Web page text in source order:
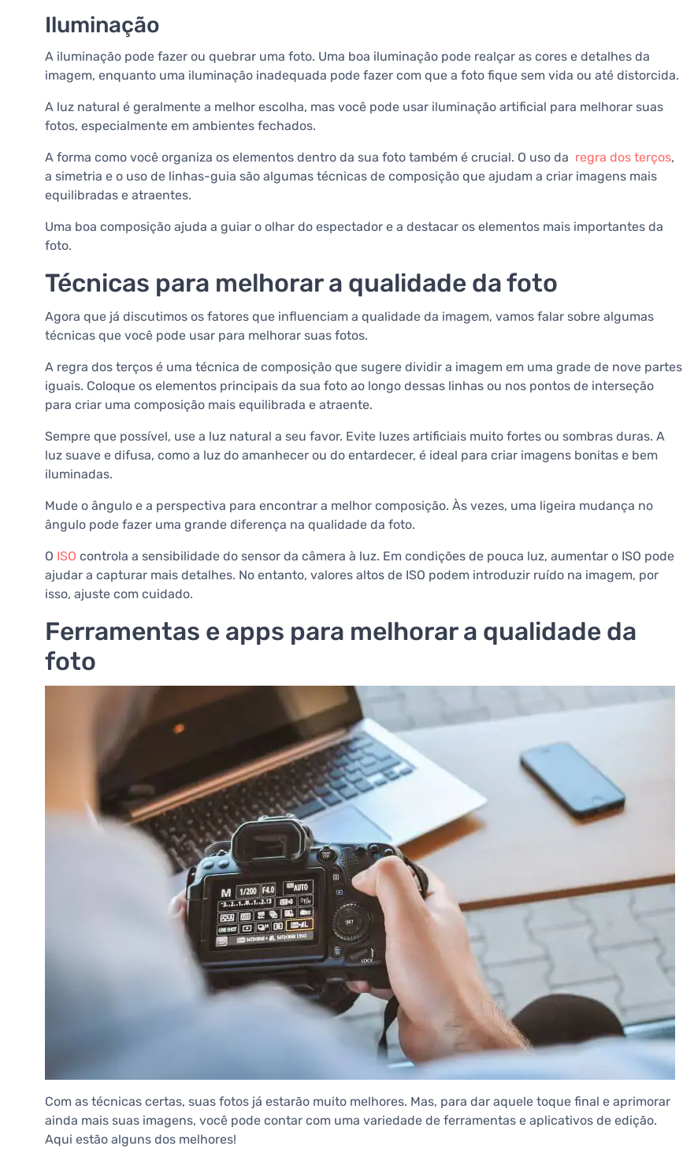
Iluminação
A iluminação pode fazer ou quebrar uma foto. Uma boa iluminação pode realçar as cores e detalhes da
imagem, enquanto uma iluminação inadequada pode fazer com que a foto fique sem vida ou até distorcida.
A luz natural é geralmente a melhor escolha, mas você pode usar iluminação artificial para melhorar suas
fotos, especialmente em ambientes fechados.
A forma como você organiza os elementos dentro da sua foto também é crucial. O uso da regra dos terços,
a simetria e o uso de linhas-guia são algumas técnicas de composição que ajudam a criar imagens mais
equilibradas e atraentes.
Uma boa composição ajuda a guiar o olhar do espectador e a destacar os elementos mais importantes da
foto.
Técnicas para melhorar a qualidade da foto
Agora que já discutimos os fatores que influenciam a qualidade da imagem, vamos falar sobre algumas
técnicas que você pode usar para melhorar suas fotos.
A regra dos terços é uma técnica de composição que sugere dividir a imagem em uma grade de nove partes
iguais. Coloque os elementos principais da sua foto ao longo dessas linhas ou nos pontos de interseção
para criar uma composição mais equilibrada e atraente.
Sempre que possível, use a luz natural a seu favor. Evite luzes artificiais muito fortes ou sombras duras. A
luz suave e difusa, como a luz do amanhecer ou do entardecer, é ideal para criar imagens bonitas e bem
iluminadas.
Mude o ângulo e a perspectiva para encontrar a melhor composição. Às vezes, uma ligeira mudança no
ângulo pode fazer uma grande diferença na qualidade da foto.
O ISO controla a sensibilidade do sensor da câmera à luz. Em condições de pouca luz, aumentar o ISO pode
ajudar a capturar mais detalhes. No entanto, valores altos de ISO podem introduzir ruído na imagem, por
isso, ajuste com cuidado.
Ferramentas e apps para melhorar a qualidade da
foto
Com as técnicas certas, suas fotos já estarão muito melhores. Mas, para dar aquele toque final e aprimorar
ainda mais suas imagens, você pode contar com uma variedade de ferramentas e aplicativos de edição.
Aqui estão alguns dos melhores!